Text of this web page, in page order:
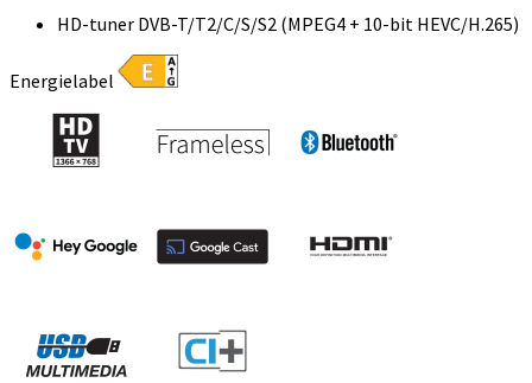
HD-tuner DVB-T/T2/C/S/S2 (MPEG4 + 10-bit HEVC/H.265)
Energielabel